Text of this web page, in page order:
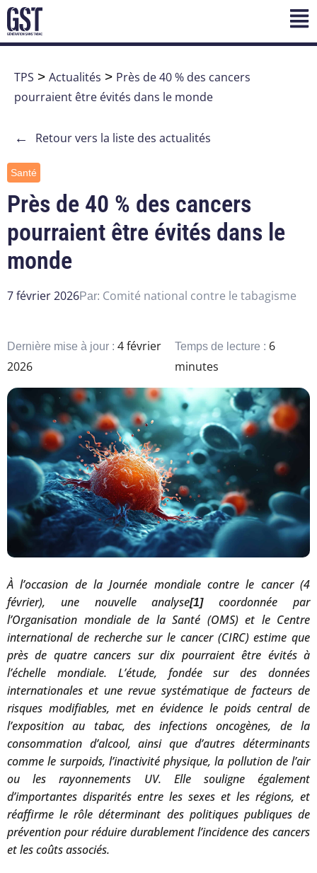
TPS > Actualités > Près de 40 % des cancers
pourraient être évités dans le monde
← Retour vers la liste des actualités
Santé
Près de 40 % des cancers
pourraient être évités dans le
monde
7 février 2026Par: Comité national contre le tabagisme
Dernière mise à jour : 4 février
2026
Temps de lecture : 6
minutes
À l’occasion de la Journée mondiale contre le cancer (4
février), une nouvelle analyse[1]coordonnée par
l’Organisation mondiale de la Santé (OMS) et le Centre
international de recherche sur le cancer (CIRC) estime que
près de quatre cancers sur dix pourraient être évités à
l’échelle mondiale. L’étude, fondée sur des données
internationales et une revue systématique de facteurs de
risques modifiables, met en évidence le poids central de
l’exposition au tabac, des infections oncogènes, de la
consommation d’alcool, ainsi que d’autres déterminants
comme le surpoids, l’inactivité physique, la pollution de l’air
ou les rayonnements UV. Elle souligne également
d’importantes disparités entre les sexes et les régions, et
réaffirme le rôle déterminant des politiques publiques de
prévention pour réduire durablement l’incidence des cancers
et les coûts associés.